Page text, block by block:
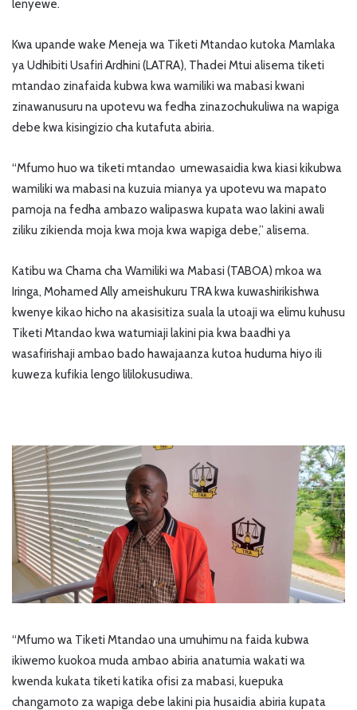
lenyewe.
Kwa upande wake Meneja wa Tiketi Mtandao kutoka Mamlaka
ya Udhibiti Usafiri Ardhini (LATRA), Thadei Mtui alisema tiketi
mtandao zinafaida kubwa kwa wamiliki wa mabasi kwani
zinawanusuru na upotevu wa fedha zinazochukuliwa na wapiga
debe kwa kisingizio cha kutafuta abiria.
“Mfumo huo wa tiketi mtandao umewasaidia kwa kiasi kikubwa
wamiliki wa mabasi na kuzuia mianya ya upotevu wa mapato
pamoja na fedha ambazo walipaswa kupata wao lakini awali
ziliku zikienda moja kwa moja kwa wapiga debe,” alisema.
Katibu wa Chama cha Wamiliki wa Mabasi (TABOA) mkoa wa
Iringa, Mohamed Ally ameishukuru TRA kwa kuwashirikishwa
kwenye kikao hicho na akasisitiza suala la utoaji wa elimu kuhusu
Tiketi Mtandao kwa watumiaji lakini pia kwa baadhi ya
wasafirishaji ambao bado hawajaanza kutoa huduma hiyo ili
kuweza kufikia lengo lililokusudiwa.
“Mfumo wa Tiketi Mtandao una umuhimu na faida kubwa
ikiwemo kuokoa muda ambao abiria anatumia wakati wa
kwenda kukata tiketi katika ofisi za mabasi, kuepuka
changamoto za wapiga debe lakini pia husaidia abiria kupata